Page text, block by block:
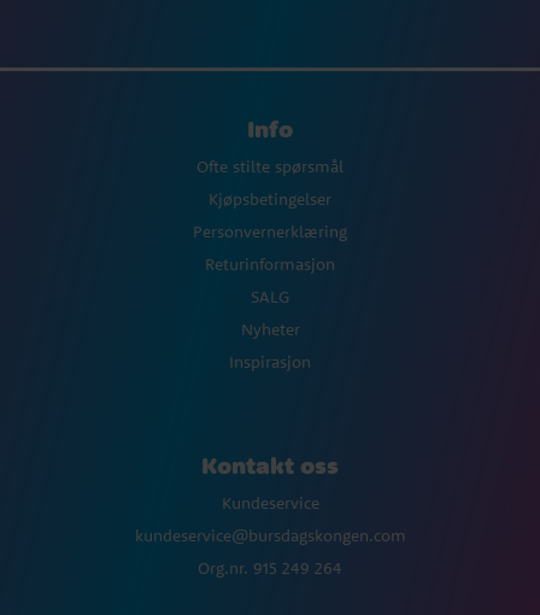
Info
Ofte stilte spørsmål
Kjøpsbetingelser
Personvernerklæring
Returinformasjon
SALG
Nyheter
Inspirasjon
Kontakt oss
Kundeservice
kundeservice@bursdagskongen.com
Org.nr. 915 249 264